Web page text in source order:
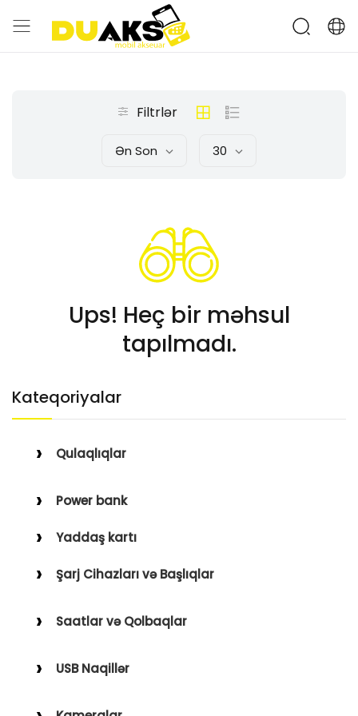
Kateqoriyalar
Qulaqlıqlar
Qulaqüstü
Power bank
Yaddaş kartı
Şarj Cihazları və Başlıqlar
Saatlar və Qolbaqlar
Saat Qolbaqları
USB Naqillər
Filtrlər
Ən Son 30
Ups! Heç bir məhsul
tapılmadı.